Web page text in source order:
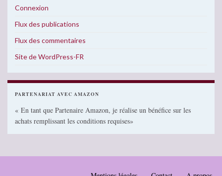
Connexion
Flux des publications
Flux des commentaires
Site de WordPress-FR
PARTENARIAT AVEC AMAZON
« En tant que Partenaire Amazon, je réalise un bénéfice sur les
achats remplissant les conditions requises»